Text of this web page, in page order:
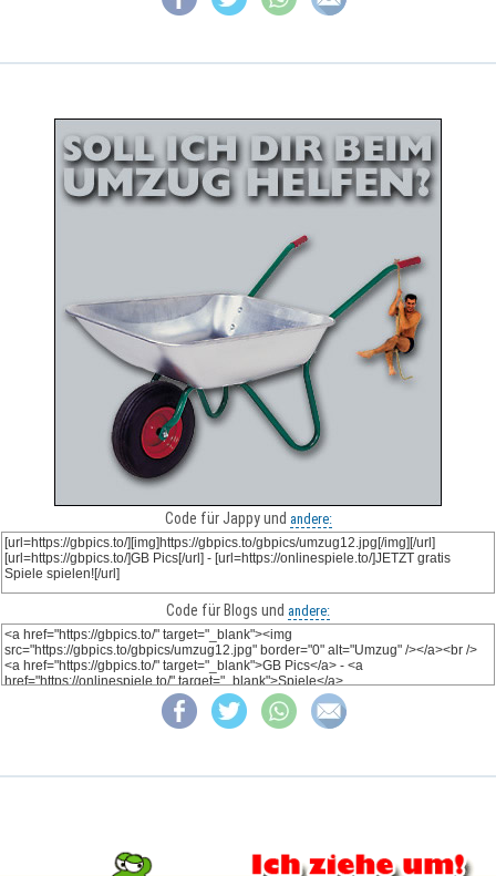
Code für Jappy und andere:
Code für Blogs und andere: